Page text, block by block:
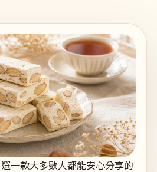
一款大多數人都能安心分享的